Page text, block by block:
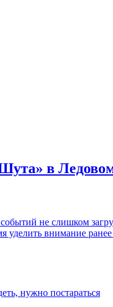
в
не слишком
внимание
нужно постараться